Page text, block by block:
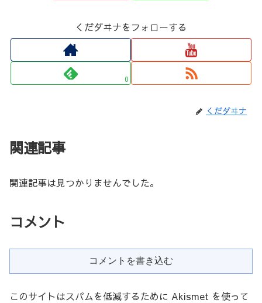
くだダヰナをフォローする
0
くだダヰナ
関連記事
関連記事は見つかりませんでした。
コメント
コメントを書き込む
このサイトはスパムを低減するために Akismet を使って